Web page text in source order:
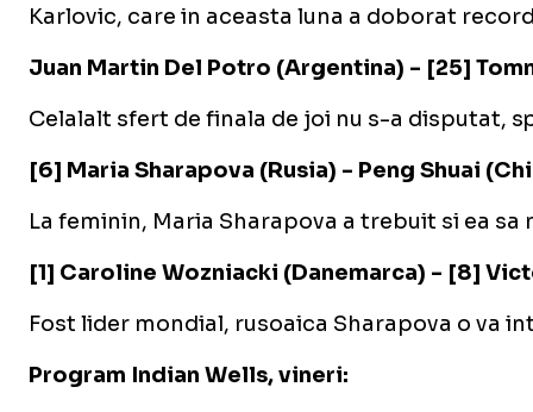
Karlovic, care in aceasta luna a doborat
Juan Martin Del Potro (Argentina) - [25]
Celalalt sfert de finala de joi nu s-a disputat,
[6] Maria Sharapova (Rusia) - Peng Shuai
La feminin, Maria Sharapova a trebuit si ea
[1] Caroline Wozniacki (Danemarca) - [8]
Fost lider mondial, rusoaica Sharapova o va
Program Indian Wells, vineri: